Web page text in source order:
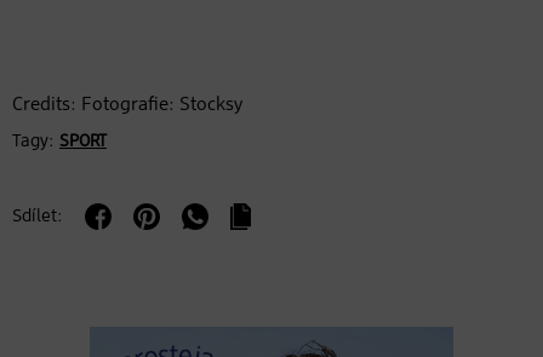
Credits: Fotografie: Stocksy
Tagy: SPORT
Sdílet: